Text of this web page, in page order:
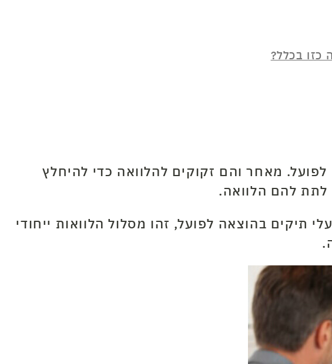
כזו בכלל?
מאחר והם זקוקים להלוואה כדי להיחלץ
לתת להם הלוואה.
תיקים בהוצאה לפועל, זהו מסלול הלוואות ייחודי